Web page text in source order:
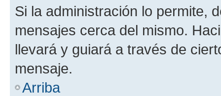
Si la administración lo permite,
mensajes cerca del mismo.
llevará y guiará a través de
mensaje.
Arriba